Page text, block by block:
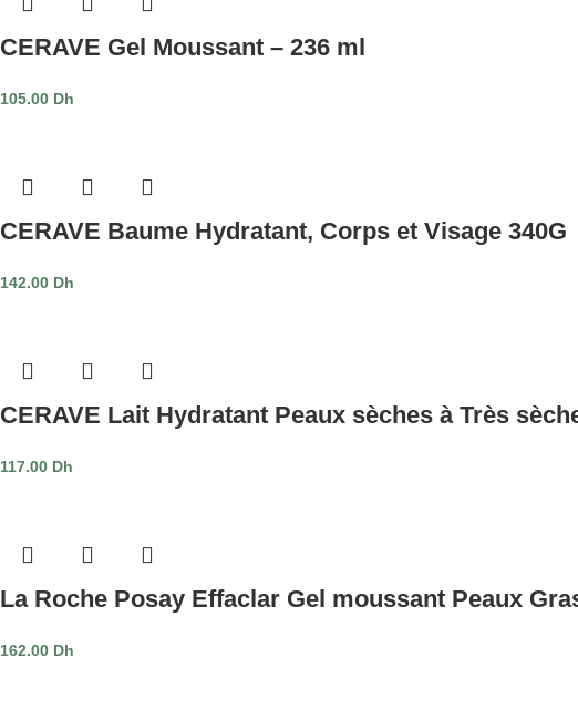
CERAVE Gel Moussant – 236 ml
105.00 Dh
CERAVE Baume Hydratant, Corps et Visage 340G
142.00 Dh
CERAVE Lait Hydratant Peaux sèches à Très
117.00 Dh
La Roche Posay Effaclar Gel moussant Peaux
162.00 Dh